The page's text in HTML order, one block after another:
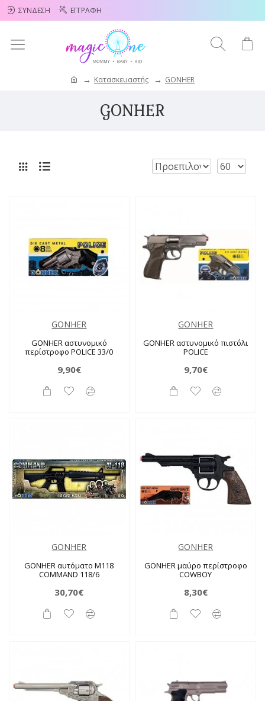
ΣΎΝΔΕΣΗ ΕΓΓΡΑΦΉ
Κατασκευαστής GONHER
GONHER
GONHER
GONHER αστυνομικό
περίστροφο POLICE 33/0
9,90€
GONHER
GONHER αστυνομικό πιστόλι
POLICE
9,70€
GONHER
GONHER αυτόματο M118
COMMAND 118/6
30,70€
GONHER
GONHER μαύρο περίστροφο
COWBOY
8,30€